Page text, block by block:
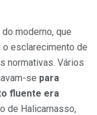
moderno, que
esclarecimento de
normativas. Vários
se para
fluente era
de Halicarnasso,